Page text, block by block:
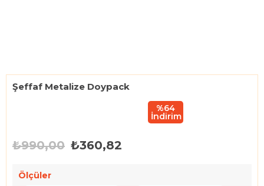
Şeffaf Metalize Doypack
%64
İndirim
₺990,00 ₺360,82
Ölçüler